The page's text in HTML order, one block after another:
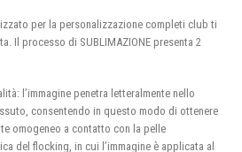
per la personalizzazione completi club ti
Il processo di SUBLIMAZIONE presenta 2
l’immagine penetra letteralmente nello
consentendo in questo modo di ottenere
omogeneo a contatto con la pelle
del flocking, in cui l’immagine è applicata al